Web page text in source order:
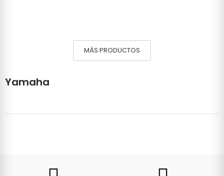
MÁS PRODUCTOS
Yamaha